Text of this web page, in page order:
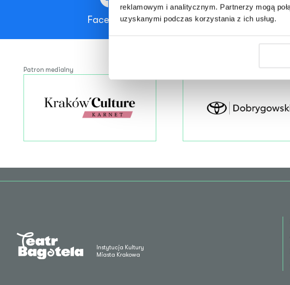
reklamowym i analitycznym. Partnerzy mogą
uzyskanymi podczas korzystania z ich usług.
Facebook
Patron medialny
Instytucja Kultury
Miasta Krakowa